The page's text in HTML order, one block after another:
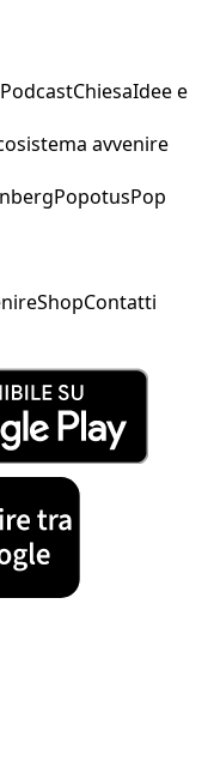
PodcastChiesaIdee e
avvenire
PopotusPop
ShopContatti